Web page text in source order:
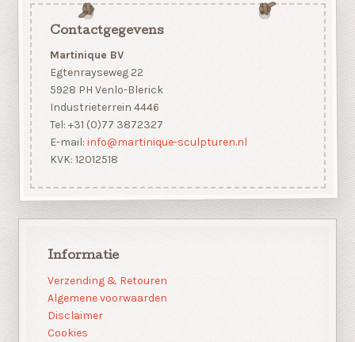
Contactgegevens
Martinique BV
Egtenrayseweg 22
5928 PH Venlo-Blerick
Industrieterrein 4446
Tel: +31 (0)77 3872327
E-mail: info@martinique-sculpturen.nl
KVK: 12012518
Informatie
Verzending & Retouren
Algemene voorwaarden
Disclaimer
Cookies